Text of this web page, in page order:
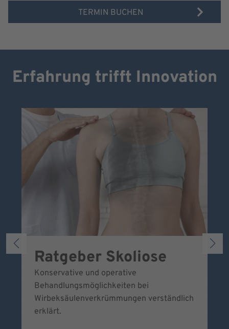
TERMIN BUCHEN
Erfahrung trifft Innovation
Ratgeber Skoliose
Konservative und operative
Behandlungsmöglichkeiten bei
Wirbeksäulenverkrümmungen verständlich
erklärt.